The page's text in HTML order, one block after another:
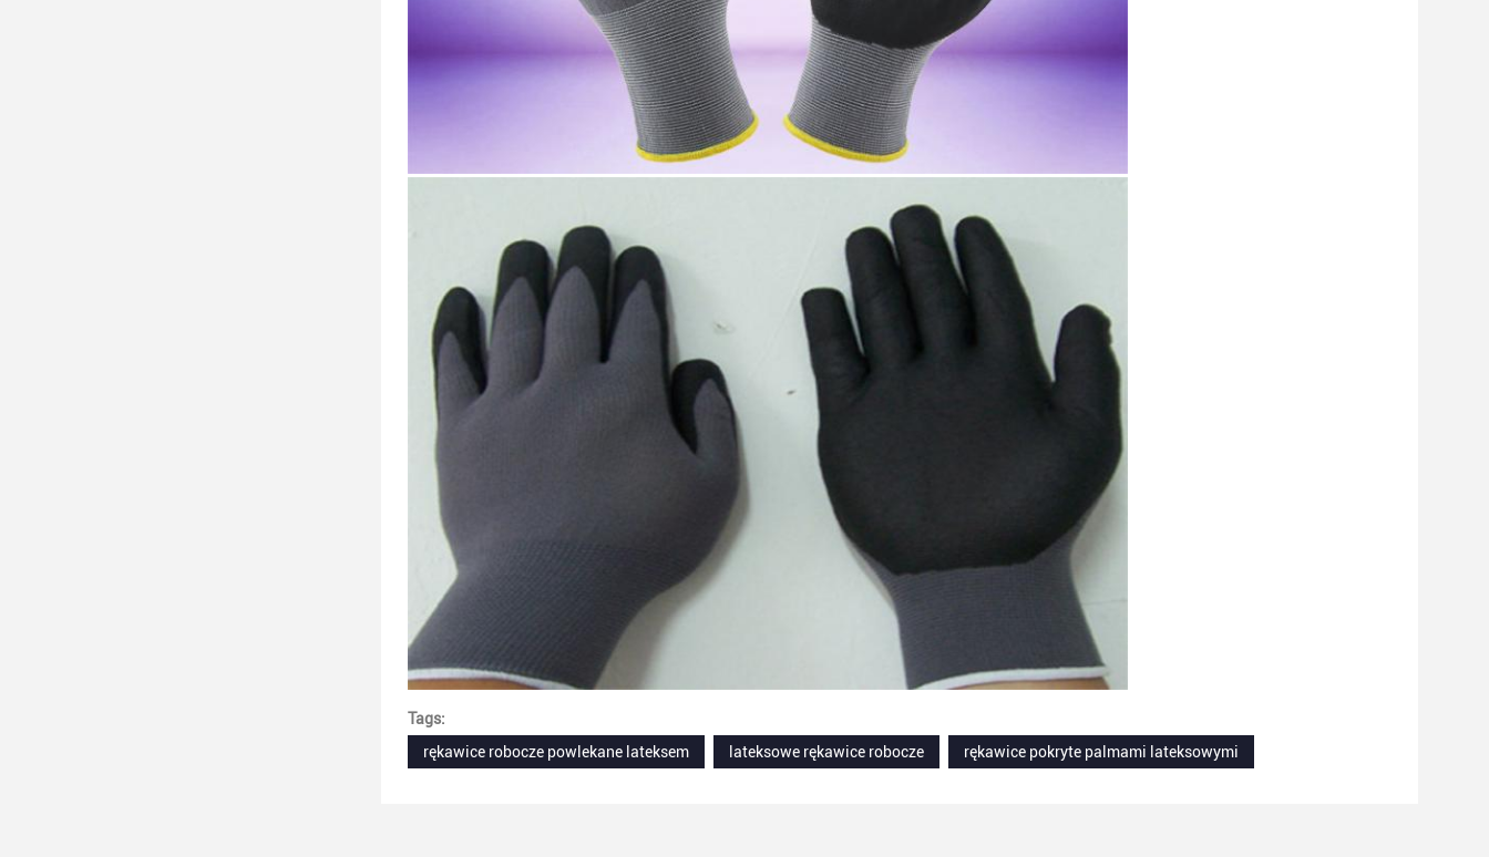
Tags:
rękawice robocze powlekane lateksem
lateksowe rękawice robocze rękawice pokryte palmami lateksowymi